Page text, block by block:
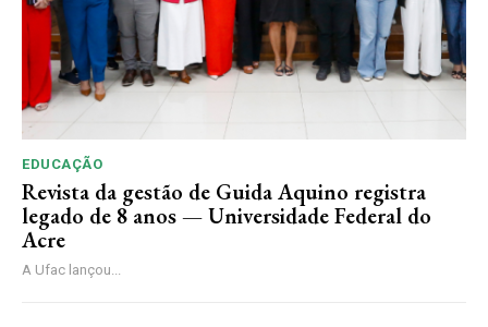
EDUCAÇÃO
Revista da gestão de Guida Aquino registra
legado de 8 anos — Universidade Federal do
Acre
A Ufac lançou...